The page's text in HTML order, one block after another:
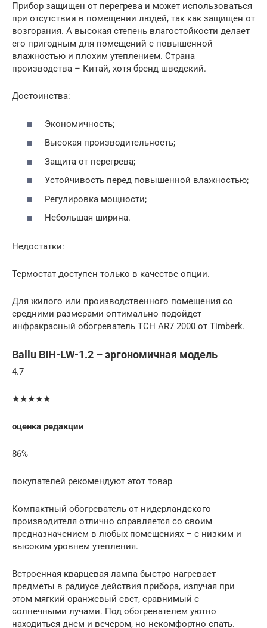
Прибор защищен от перегрева и может использоваться
при отсутствии в помещении людей, так как защищен от
возгорания. А высокая степень влагостойкости делает
его пригодным для помещений с повышенной
влажностью и плохим утеплением. Страна
производства – Китай, хотя бренд шведский.
Достоинства:
Экономичность;
Высокая производительность;
Защита от перегрева;
Устойчивость перед повышенной влажностью;
Регулировка мощности;
Небольшая ширина.
Недостатки:
Термостат доступен только в качестве опции.
Для жилого или производственного помещения со
средними размерами оптимально подойдет
инфракрасный обогреватель TCH AR7 2000 от Timberk.
Ballu BIH-LW-1.2 – эргономичная модель
4.7
★★★★★
оценка редакции
86%
покупателей рекомендуют этот товар
Компактный обогреватель от нидерландского
производителя отлично справляется со своим
предназначением в любых помещениях – с низким и
высоким уровнем утепления.
Встроенная кварцевая лампа быстро нагревает
предметы в радиусе действия прибора, излучая при
этом мягкий оранжевый свет, сравнимый с
солнечными лучами. Под обогревателем уютно
находиться днем и вечером, но некомфортно спать.